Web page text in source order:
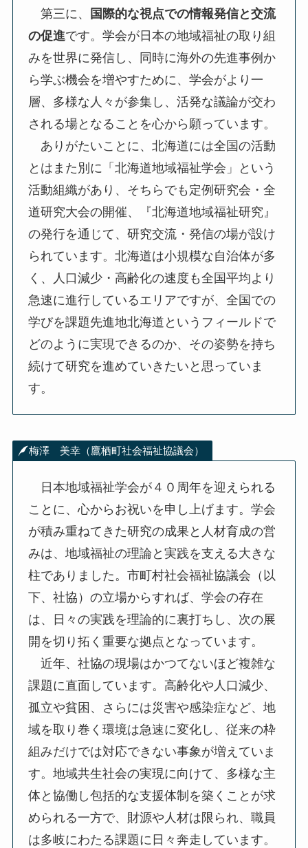
第三に、
国際的な視点での情報発信と交流
の促進です。学会が日本の地域福祉の取り組
みを世界に発信し、同時に海外の先進事例か
ら学ぶ機会を増やすために、学会がより一
層、多様な人々が参集し、活発な議論が交わ
される場となることを心から願っています。
ありがたいことに、北海道には全国の活動
とはまた別に「北海道地域福祉学会」という
活動組織があり、そちらでも定例研究会・全
道研究大会の開催、『北海道地域福祉研究』
の発行を通じて、研究交流・発信の場が設け
られています。北海道は小規模な自治体が多
く、人口減少・高齢化の速度も全国平均より
急速に進行しているエリアですが、全国での
学びを課題先進地北海道というフィールドで
どのように実現できるのか、その姿勢を持ち
続けて研究を進めていきたいと思っていま
す。
梅澤 美幸（鷹栖町社会福祉協議会）
日本地域福祉学会が４０周年を迎えられる
ことに、心からお祝いを申し上げます。学会
が積み重ねてきた研究の成果と人材育成の営
みは、地域福祉の理論と実践を支える大きな
柱でありました。市町村社会福祉協議会（以
下、社協）の立場からすれば、学会の存在
は、日々の実践を理論的に裏打ちし、次の展
開を切り拓く重要な拠点となっています。
近年、社協の現場はかつてないほど複雑な
課題に直面しています。高齢化や人口減少、
孤立や貧困、さらには災害や感染症など、地
域を取り巻く環境は急速に変化し、従来の枠
組みだけでは対応できない事象が増えていま
す。地域共生社会の実現に向けて、多様な主
体と協働し包括的な支援体制を築くことが求
められる一方で、財源や人材は限られ、職員
は多岐にわたる課題に日々奔走しています。